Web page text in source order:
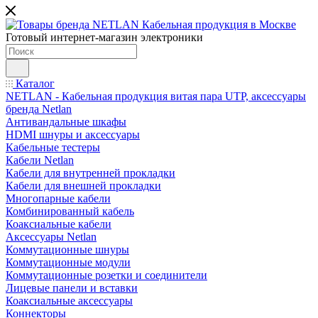
Готовый интернет-магазин электроники
Каталог
NETLAN - Кабельная продукция витая пара UTP, аксессуары
бренда Netlan
Антивандальные шкафы
HDMI шнуры и аксессуары
Кабельные тестеры
Кабели Netlan
Кабели для внутренней прокладки
Кабели для внешней прокладки
Многопарные кабели
Комбинированный кабель
Коаксиальные кабели
Аксессуары Netlan
Коммутационные шнуры
Коммутационные модули
Коммутационные розетки и соединители
Лицевые панели и вставки
Коаксиальные аксессуары
Коннекторы